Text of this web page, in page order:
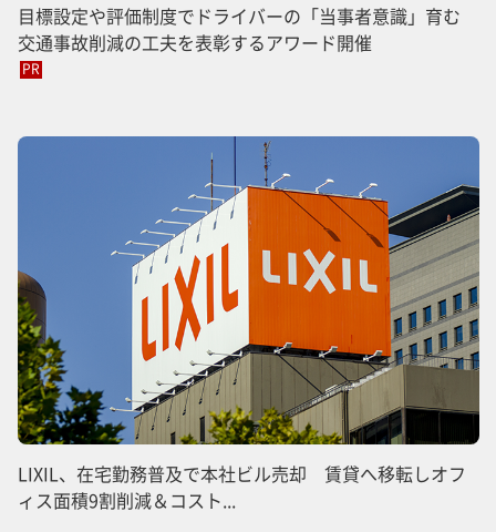
目標設定や評価制度でドライバーの「当事者意識」育む
交通事故削減の工夫を表彰するアワード開催
PR
LIXIL、在宅勤務普及で本社ビル売却 賃貸へ移転しオフ
ィス面積9割削減＆コスト...